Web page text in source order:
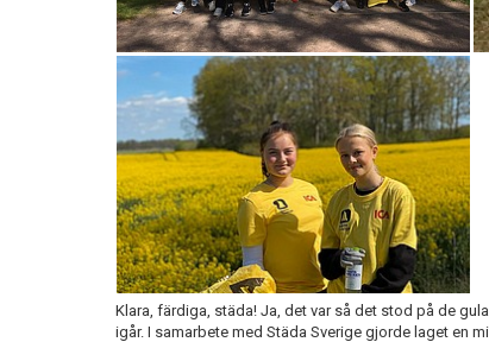
Klara, färdiga, städa! Ja, det var så det stod på de
igår. I samarbete med Städa Sverige gjorde laget en